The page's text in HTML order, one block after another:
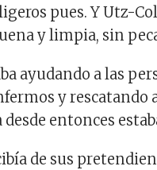
pues. Y Utz-
y limpia, sin
ayudando a las
y rescatando
entonces
de sus